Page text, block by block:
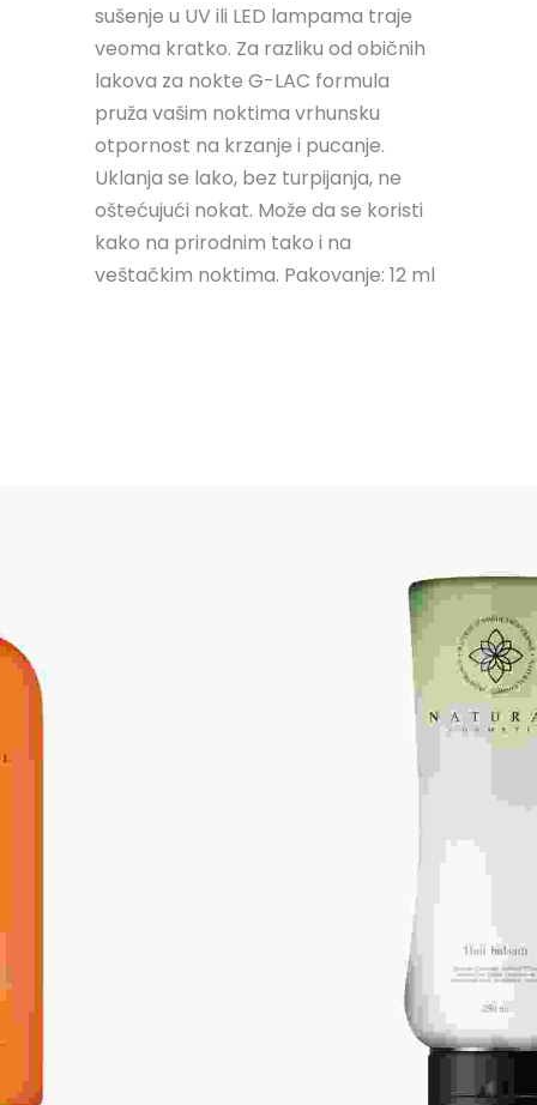
sušenje u UV ili LED lampama traje
veoma kratko. Za razliku od običnih
lakova za nokte G-LAC formula
pruža vašim noktima vrhunsku
otpornost na krzanje i pucanje.
Uklanja se lako, bez turpijanja, ne
oštećujući nokat. Može da se koristi
kako na prirodnim tako i na
veštačkim noktima. Pakovanje: 12 ml